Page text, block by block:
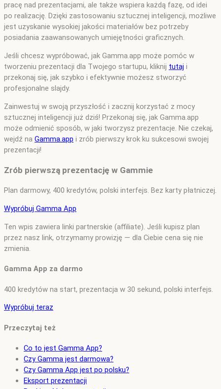
pracę nad prezentacjami, ale także wspiera każdą fazę, od idei
po realizację. Dzięki zastosowaniu sztucznej inteligencji, możliwe
jest uzyskanie wysokiej jakości materiałów bez potrzeby
posiadania zaawansowanych umiejętności graficznych.
Jeśli chcesz wypróbować, jak Gamma.app może pomóc w
tworzeniu prezentacji dla Twojego startupu, kliknij tutaj i
przekonaj się, jak szybko i efektywnie możesz stworzyć
profesjonalne slajdy.
Zainwestuj w swoją przyszłość i zacznij korzystać z mocy
sztucznej inteligencji już dziś! Przekonaj się, jak Gamma.app
może odmienić sposób, w jaki tworzysz prezentacje. Nie czekaj,
wejdź na Gamma.app i zrób pierwszy krok ku sukcesowi swojej
prezentacji!
Zrób pierwszą prezentację w Gammie
Plan darmowy, 400 kredytów, polski interfejs. Bez karty płatniczej.
Wypróbuj Gamma App
Ten wpis zawiera linki partnerskie (affiliate). Jeśli kupisz plan
przez nasz link, otrzymamy prowizję — dla Ciebie cena się nie
zmienia.
Gamma App za darmo
400 kredytów na start, prezentacja w 30 sekund, polski interfejs.
Wypróbuj teraz
Przeczytaj też
Co to jest Gamma App?
Czy Gamma jest darmowa?
Czy Gamma App jest po polsku?
Eksport prezentacji